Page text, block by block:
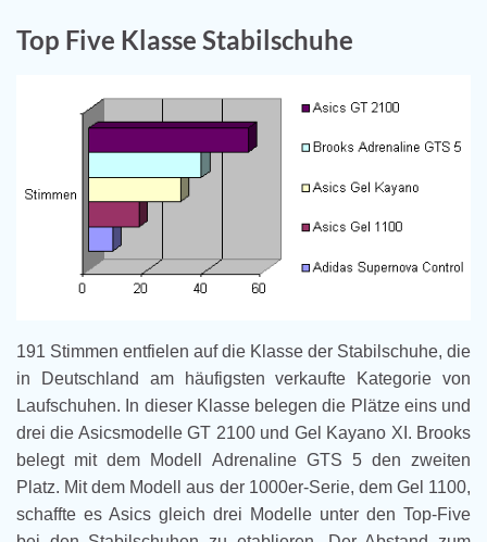
Top Five Klasse Stabilschuhe
191 Stimmen entfielen auf die Klasse der Stabilschuhe, die
in Deutschland am häufigsten verkaufte Kategorie von
Laufschuhen. In dieser Klasse belegen die Plätze eins und
drei die Asicsmodelle GT 2100 und Gel Kayano XI. Brooks
belegt mit dem Modell Adrenaline GTS 5 den zweiten
Platz. Mit dem Modell aus der 1000er-Serie, dem Gel 1100,
schaffte es Asics gleich drei Modelle unter den Top-Five